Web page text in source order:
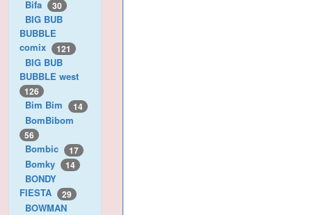
Bifa 30
BIG BUB
BUBBLE
comix
121
BIG BUB
BUBBLE west
126
Bim Bim 14
BomBibom
56
Bombic 17
Bomky 14
BONDY
FIESTA
29
BOWMAN